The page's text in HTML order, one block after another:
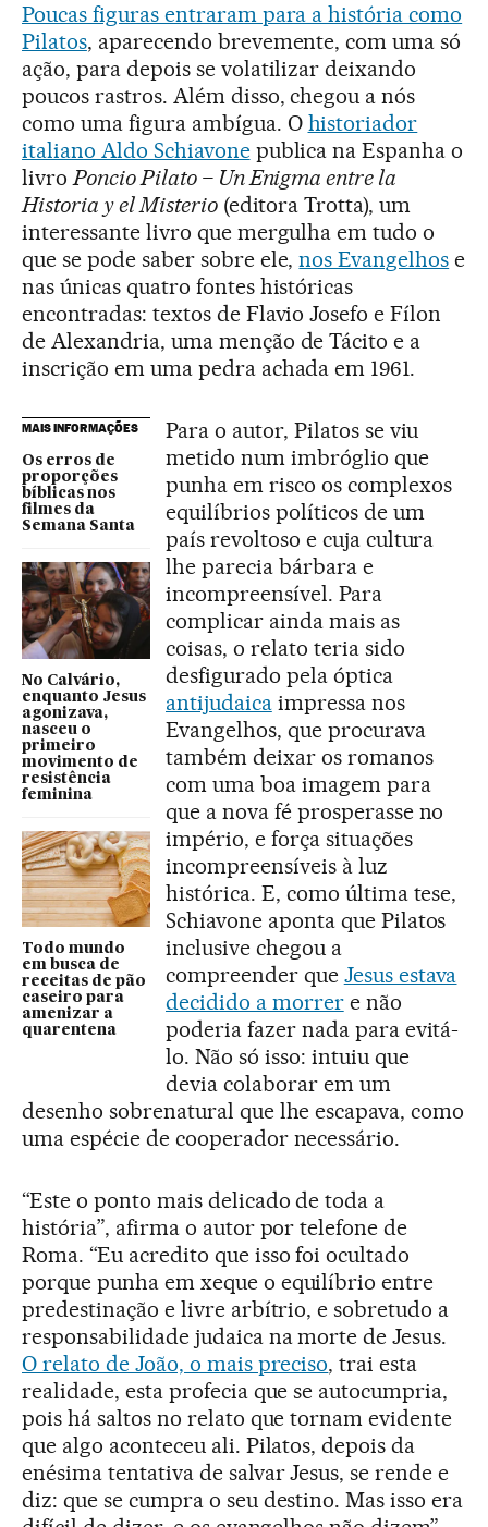
Poucas figuras entraram para a história como
Pilatos, aparecendo brevemente, com uma só
ação, para depois se volatilizar deixando
poucos rastros. Além disso, chegou a nós
como uma figura ambígua. O historiador
italiano Aldo Schiavonepublica na Espanha o
livroPoncio Pilato – Un Enigma entre la
Historia y el Misterio(editora Trotta), um
interessante livro que mergulha em tudo o
que se pode saber sobre ele,nos Evangelhos e
nas únicas quatro fontes históricas
encontradas: textos de Flavio Josefo e Fílon
de Alexandria, uma menção de Tácito e a
inscrição em uma pedra achada em 1961.
MAIS INFORMAÇÕES
Os erros de
proporções
bíblicas nos
filmes da
Semana Santa
No Calvário,
enquanto Jesus
agonizava,
nasceu o
primeiro
movimento de
resistência
feminina
Todo mundo
em busca de
receitas de pão
caseiro para
amenizar a
quarentena
Para o autor, Pilatos se viu
metido num imbróglio que
punha em risco os complexos
equilíbrios políticos de um
país revoltoso e cuja cultura
lhe parecia bárbara e
incompreensível. Para
complicar ainda mais as
coisas, o relato teria sido
desfigurado pela óptica
antijudaicaimpressa nos
Evangelhos, que procurava
também deixar os romanos
com uma boa imagem para
que a nova fé prosperasse no
império, e força situações
incompreensíveis à luz
histórica. E, como última tese,
Schiavone aponta que Pilatos
inclusive chegou a
compreender que Jesus estava
decidido a morrere não
poderia fazer nada para evitá-
lo. Não só isso: intuiu que
devia colaborar em um
desenho sobrenatural que lhe escapava, como
uma espécie de cooperador necessário.
“Este o ponto mais delicado de toda a
história”, afirma o autor por telefone de
Roma. “Eu acredito que isso foi ocultado
porque punha em xeque o equilíbrio entre
predestinação e livre arbítrio, e sobretudo a
responsabilidade judaica na morte de Jesus.
O relato de João, o mais preciso, trai esta
realidade, esta profecia que se autocumpria,
pois há saltos no relato que tornam evidente
que algo aconteceu ali. Pilatos, depois da
enésima tentativa de salvar Jesus, se rende e
diz: que se cumpra o seu destino. Mas isso era